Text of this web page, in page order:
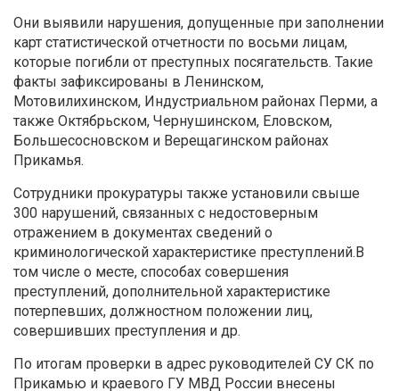
Они выявили нарушения, допущенные при заполнении
карт статистической отчетности по восьми лицам,
которые погибли от преступных посягательств. Такие
факты зафиксированы в Ленинском,
Мотовилихинском, Индустриальном районах Перми, а
также Октябрьском, Чернушинском, Еловском,
Большесосновском и Верещагинском районах
Прикамья.
Сотрудники прокуратуры также установили свыше
300 нарушений, связанных с недостоверным
отражением в документах сведений о
криминологической характеристике преступлений.В
том числе о месте, способах совершения
преступлений, дополнительной характеристике
потерпевших, должностном положении лиц,
совершивших преступления и др.
По итогам проверки в адрес руководителей СУ СК по
Прикамью и краевого ГУ МВД России внесены